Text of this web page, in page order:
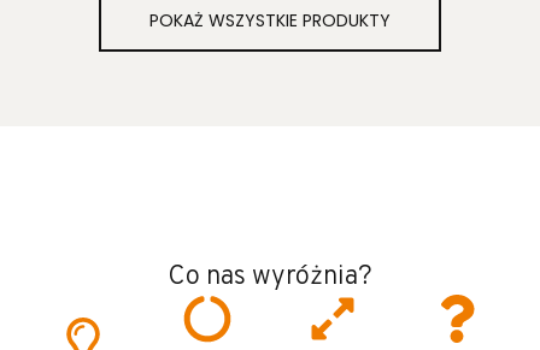
POKAŻ WSZYSTKIE PRODUKTY
Co nas wyróżnia?